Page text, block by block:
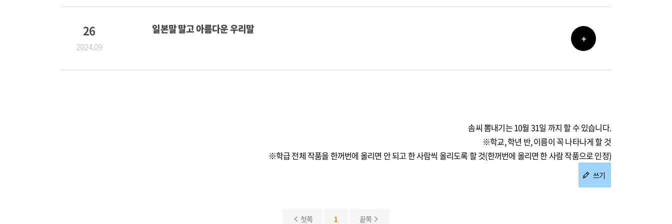
26
2024.09
일본말 말고 아름다운 우리말
+
솜씨 뽐내기는 10월 31일 까지 할 수 있습니다.
※학교, 학년 반, 이름이 꼭 나타나게 할 것
※학급 전체 작품을 한꺼번에 올리면 안 되고 한 사람씩 올리도록 할 것(한꺼번에 올리면 한 사람 작품으로 인정)
쓰기
첫쪽 1 끝쪽